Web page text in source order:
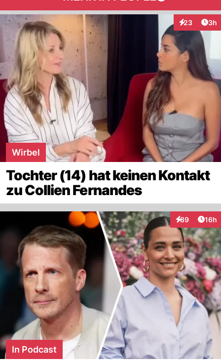
23
Interaktionen
3h
Wirbel
Tochter (14) hat keinen Kontakt
zu Collien Fernandes
89
Interaktionen
16h
In Podcast